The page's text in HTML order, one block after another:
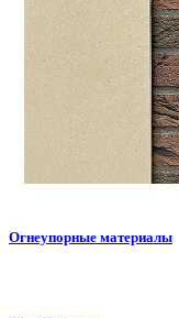
Огнеупорные материалы